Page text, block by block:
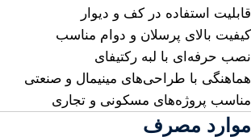
قابلیت استفاده در کف و دیوار
کیفیت بالای پرسلان و دوام مناسب
نصب حرفه‌ای با لبه رکتیفای
هماهنگی با طراحی‌های مینیمال و صنعتی
مناسب پروژه‌های مسکونی و تجاری
موارد مصرف